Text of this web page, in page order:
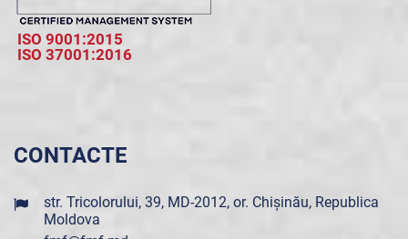
ISO 9001:2015
ISO 37001:2016
CONTACTE
str. Tricolorului, 39, MD-2012, or. Chișinău, Republica
Moldova